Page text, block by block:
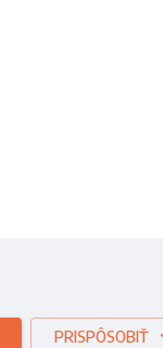
PRISPÔSOBIŤ